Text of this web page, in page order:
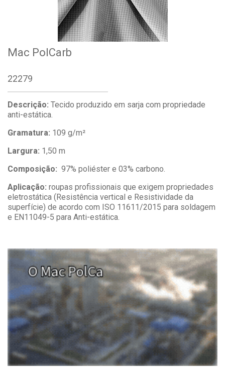
Mac PolCarb
22279
Descrição: Tecido produzido em sarja com propriedade
anti-estática.
Gramatura: 109 g/m²
Largura: 1,50 m
Composição: 97% poliéster e 03% carbono.
Aplicação: roupas profissionais que exigem propriedades
eletrostática (Resistência vertical e Resistividade da
superfície) de acordo com ISO 11611/2015 para soldagem
e EN11049-5 para Anti-estática.